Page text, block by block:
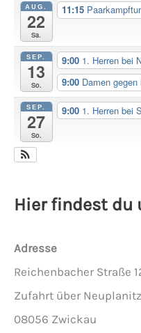
AUG.
22
Sa.
11:15
SEP.
13
So.
9:00 1. Herren bei
9:00 Damen
SEP.
27
So.
9:00 1. Herren bei
Hier findest du
Adresse
Reichenbacher Straße
Zufahrt über
08056 Zwickau